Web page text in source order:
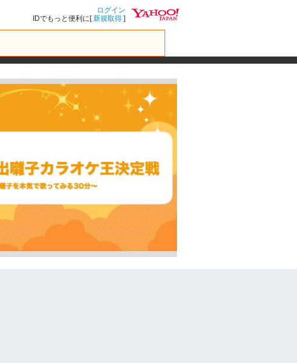
ログイン
IDでもっと便利に[新規取得 ]